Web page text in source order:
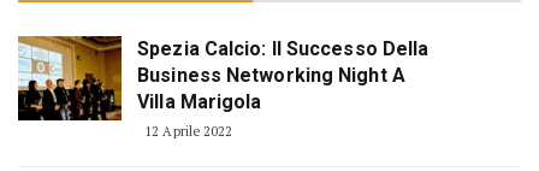
Spezia Calcio: Il Successo Della
Business Networking Night A
Villa Marigola
12 Aprile 2022